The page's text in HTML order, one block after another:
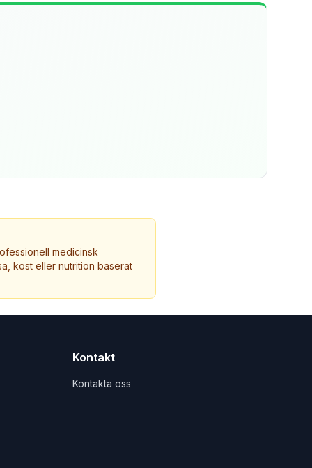
medicinsk
kost eller nutrition baserat
Kontakt
Kontakta oss